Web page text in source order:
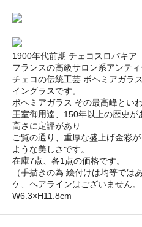
1900年代前期 チェコスロバキア
フランスの高級サロン系アンテ
チェコの伝統工芸 ボヘミアガラ
イングラスです。
ボヘミアガラス その最高峰とい
王室御用達、150年以上の歴史
高さに定評があり
ご覧の通り、重厚な盛上げ金彩
ような美しさです。
在庫7点、各1点の価格です。
（手描きの為 絵付けは均等では
ケ、ヘアラインはございません。
W6.3×H11.8cm